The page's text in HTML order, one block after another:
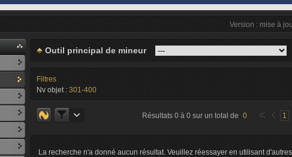
Version : mise à
Outil principal de mineur
Filtres
Nv objet : 301-400
Résultats 0 à 0 sur un total de 0 1
La recherche n'a donné aucun résultat. Veuillez réessayer en utilisant